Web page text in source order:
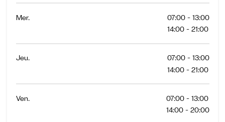
Mer.
07:00 - 13:00
14:00 - 21:00
Jeu.
07:00 - 13:00
14:00 - 21:00
Ven.
07:00 - 13:00
14:00 - 20:00